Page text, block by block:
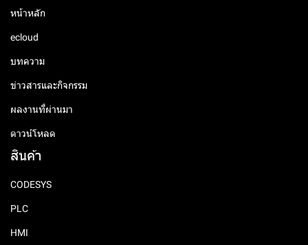
หน้าหลัก
ecloud
บทความ
ข่าวสารและกิจกรรม
ผลงานที่ผ่านมา
ดาวน์โหลด
สินค้า
CODESYS
PLC
HMI